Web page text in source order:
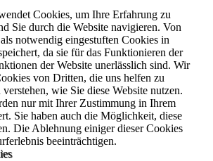
Cookies, um Ihre Erfahrung zu
Sie durch die Website navigieren. Von
notwendig eingestuften Cookies in
da sie für das Funktionieren der
der Website unerlässlich sind. Wir
von Dritten, die uns helfen zu
wie Sie diese Website nutzen.
nur mit Ihrer Zustimmung in Ihrem
Sie haben auch die Möglichkeit, diese
Die Ablehnung einiger dieser Cookies
beeinträchtigen.